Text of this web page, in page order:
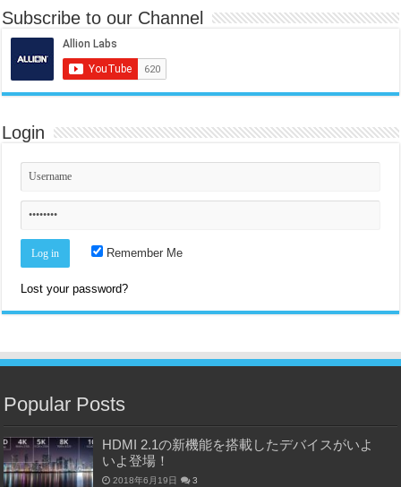
Subscribe to our Channel
Login
Remember Me
Lost your password?
Popular Posts
HDMI 2.1の新機能を搭載したデバイスがいよ
いよ登場！
2018年6月19日 3